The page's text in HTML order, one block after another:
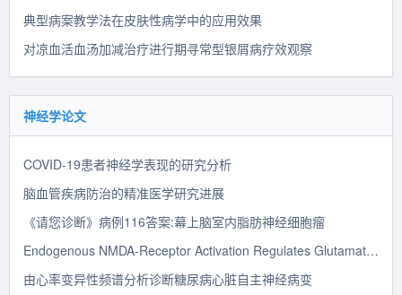
典型病案教学法在皮肤性病学中的应用效果
对凉血活血汤加减治疗进行期寻常型银屑病疗效观察
神经学论文
COVID-19患者神经学表现的研究分析
脑血管疾病防治的精准医学研究进展
《请您诊断》病例116答案:幕上脑室内脂肪神经细胞瘤
Endogenous NMDA-Receptor Activation Regulates Glutamate Release in Cultured Spinal Neurons
由心率变异性频谱分析诊断糖尿病心脏自主神经病变